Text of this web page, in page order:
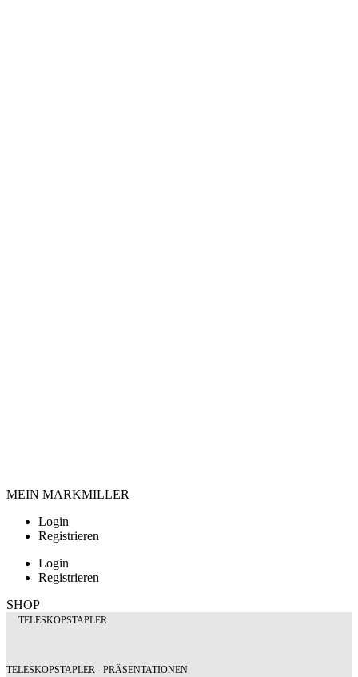
MEIN MARKMILLER
Login
Registrieren
Login
Registrieren
SHOP
TELESKOPSTAPLER
TELESKOPSTAPLER - PRÄSENTATIONEN